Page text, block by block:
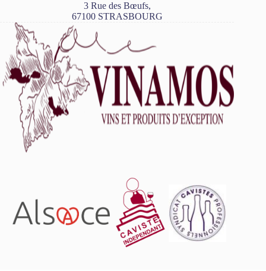
3 Rue des Bœufs,
67100 STRASBOURG